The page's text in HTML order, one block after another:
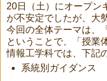
20日（土）にオープン
が不安定でしたが、大
今回の全体テーマは、
ということで、「授業
情報工学科では、下記
系統別ガイダンス